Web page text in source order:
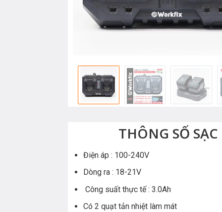
THÔNG SỐ SẠC
Điện áp : 100-240V
Dòng ra : 18-21V
Công suất thực tế : 3.0Ah
Có 2 quạt tản nhiệt làm mát